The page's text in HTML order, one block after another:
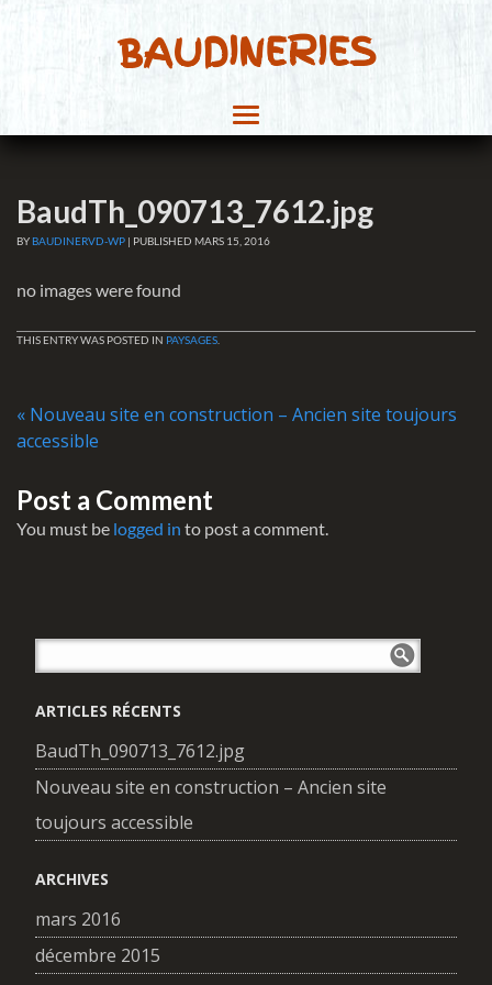
BAUDINERIES
BaudTh_090713_7612.jpg
BYBAUDINERVD-WP | PUBLISHED MARS 15, 2016
no images were found
THIS ENTRY WAS POSTED IN PAYSAGES
« Nouveau site en construction – Ancien site toujours
accessible
Post a Comment
You must be logged in to post a comment.
ARTICLES RÉCENTS
BaudTh_090713_7612.jpg
Nouveau site en construction – Ancien site
toujours accessible
ARCHIVES
mars 2016
décembre 2015